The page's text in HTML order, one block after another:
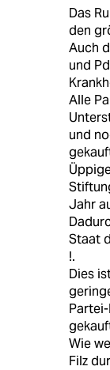
Das
den
Auch
und
Alle
und
Jahr
Staat
!.
Dies
Wie
Filz